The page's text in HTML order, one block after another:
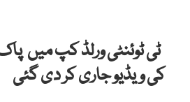
ٹی ٹوئنٹی ورلڈ کپ میں
کی ویڈیو جاری کر دی گئی